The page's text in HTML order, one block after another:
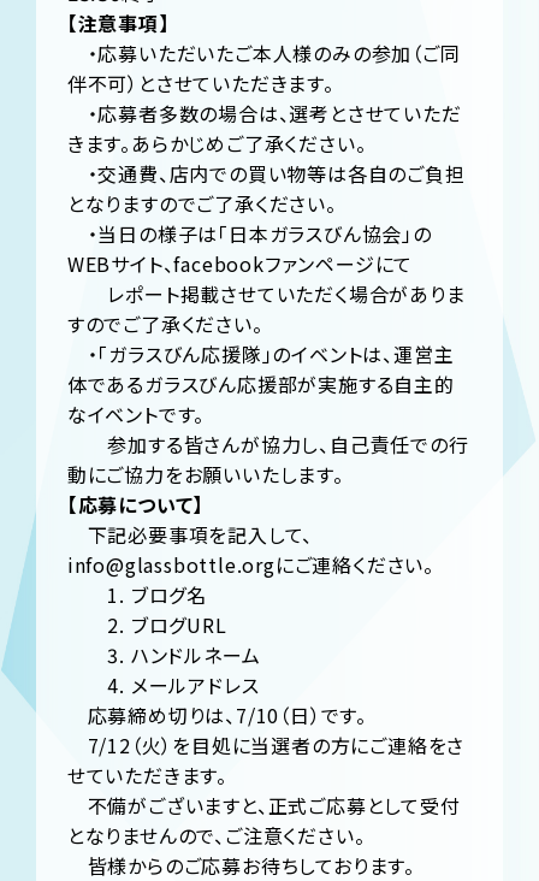
【注意事項】
・応募いただいたご本人様のみの参加（ご同
伴不可）とさせていただきます。
・応募者多数の場合は、選考とさせていただ
きます。あらかじめご了承ください。
・交通費、店内での買い物等は各自のご負担
となりますのでご了承ください。
・当日の様子は「日本ガラスびん協会」の
WEBサイト、facebookファンページにて
レポート掲載させていただく場合がありま
すのでご了承ください。
・「ガラスびん応援隊」のイベントは、運営主
体であるガラスびん応援部が実施する自主的
なイベントです。
参加する皆さんが協力し、自己責任での行
動にご協力をお願いいたします。
【応募について】
下記必要事項を記入して、
info@glassbottle.orgにご連絡ください。
1. ブログ名
2. ブログURL
3. ハンドルネーム
4. メールアドレス
応募締め切りは、7/10（日）です。
7/12（火）を目処に当選者の方にご連絡をさ
せていただきます。
不備がございますと、正式ご応募として受付
となりませんので、ご注意ください。
皆様からのご応募お待ちしております。